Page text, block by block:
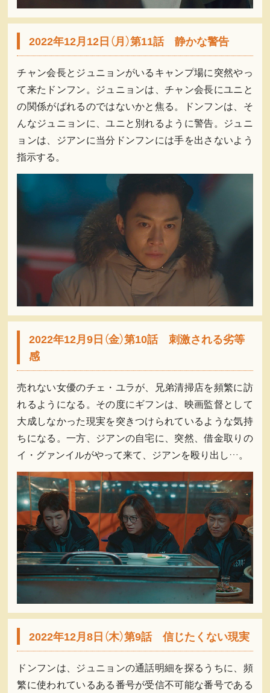
2022年12月12日（月）第11話 静かな警告
チャン会長とジュニョンがいるキャンプ場に突然やっ
て来たドンフン。ジュニョンは、チャン会長にユニと
の関係がばれるのではないかと焦る。ドンフンは、そ
んなジュニョンに、ユニと別れるように警告。ジュニ
ョンは、ジアンに当分ドンフンには手を出さないよう
指示する。
2022年12月9日（金）第10話 刺激される劣等
感
売れない女優のチェ・ユラが、兄弟清掃店を頻繁に訪
れるようになる。その度にギフンは、映画監督として
大成しなかった現実を突きつけられているような気持
ちになる。一方、ジアンの自宅に、突然、借金取りの
イ・グァンイルがやって来て、ジアンを殴り出し…。
2022年12月8日（木）第9話 信じたくない現実
ドンフンは、ジュニョンの通話明細を探るうちに、頻
繁に使われているある番号が受信不可能な番号である